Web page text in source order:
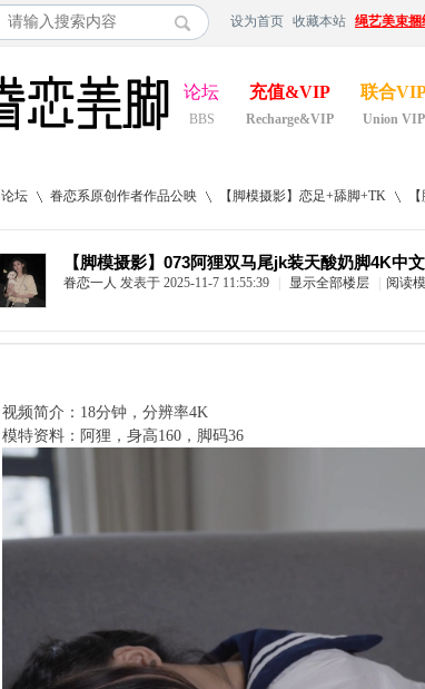
设为首页 收藏本站 绳艺美束
论坛
BBS
充值&VIP
Recharge&VIP
联合
Union VIP
论坛
›
眷恋系原创作者作品公映
›
【脚模摄影】恋足+舔脚+TK
›
【脚模摄影】073阿狸双马尾jk装天酸奶脚4K中
眷恋一人 发表于 2025-11-7 11:55:39 显示全部楼层 阅读
视频简介：18分钟，分辨率4K
模特资料：阿狸，身高160，脚码36